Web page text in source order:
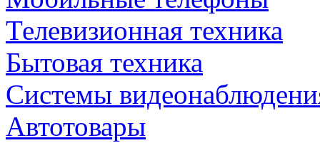
Телевизионная техника
Бытовая техника
Cистемы
Автотовары